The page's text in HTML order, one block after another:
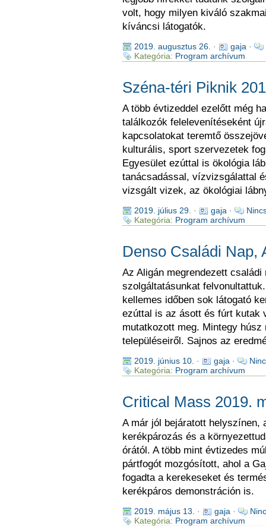
volt, hogy milyen kiváló
kíváncsi látogatók.
2019. augusztus 26. · gaja ·
Kategória: Program archívum
Széna-téri Piknik
A több évtizeddel ezelőtt még
találkozók felelevenítéseként
kapcsolatokat teremtő
kulturális, sport szervezetek
Egyesület ezúttal is ökológia
tanácsadással, vízvizsgálattal
vizsgált vizek, az ökológiai
2019. július 29. · gaja ·
Kategória: Program archívum
Denso Családi Nap,
Az Aligán megrendezett
szolgáltatásunkat
kellemes időben sok látogató
ezúttal is az ásott és fúrt kutak
mutatkozott meg. Mintegy
településeiről. Sajnos az
2019. június 10. · gaja ·
Kategória: Program archívum
Critical Mass 2019.
A már jól bejáratott helyszínen,
kerékpározás és a
órától. A több mint évtizedes
pártfogót mozgósított, ahol a
fogadta a kerekeseket és
kerékpáros demonstráción is.
2019. május 13. · gaja ·
Kategória: Program archívum